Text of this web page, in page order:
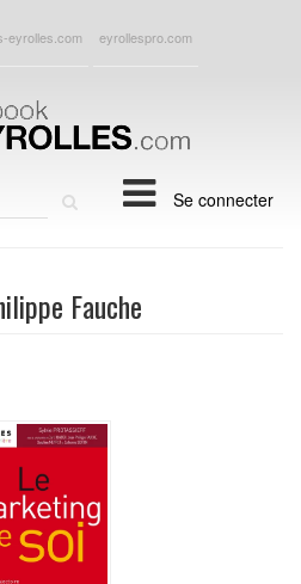
eyrolles.com eyrollespro.com
Se connecter
Fauche